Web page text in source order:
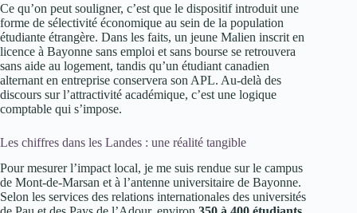
Ce qu’on peut souligner, c’est que le dispositif introduit une
forme de sélectivité économique au sein de la population
étudiante étrangère. Dans les faits, un jeune Malien inscrit en
licence à Bayonne sans emploi et sans bourse se retrouvera
sans aide au logement, tandis qu’un étudiant canadien
alternant en entreprise conservera son APL. Au-delà des
discours sur l’attractivité académique, c’est une logique
comptable qui s’impose.
Les chiffres dans les Landes : une réalité tangible
Pour mesurer l’impact local, je me suis rendue sur le campus
de Mont-de-Marsan et à l’antenne universitaire de Bayonne.
Selon les services des relations internationales des universités